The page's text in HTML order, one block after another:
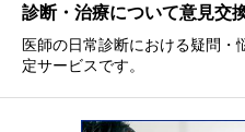
診断・治療について意⾒交
医師の⽇常診断における疑問・
定サービスです。